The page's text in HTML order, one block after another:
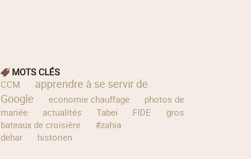
MOTS CLÉS
CCM
apprendre à se servir de
Google
economie chauffage
photos de
mariée
actualités Tabei FIDE
gros
bateaux de croisière
#zahia
dehar
historien